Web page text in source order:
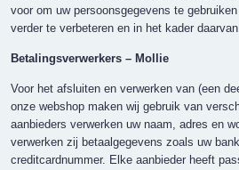
voor om uw persoonsgegevens te
verder te verbeteren en in het kader
Betalingsverwerkers – Mollie
Voor het afsluiten en verwerken van (een
onze webshop maken wij gebruik van
aanbieders verwerken uw naam, adres en
verwerken zij betaalgegevens zoals uw
creditcardnummer. Elke aanbieder heeft